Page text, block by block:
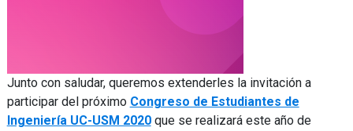
Junto con saludar, queremos extenderles la invitación a
participar del próximo Congreso de Estudiantes de
Ingeniería UC-USM 2020que se realizará este año de